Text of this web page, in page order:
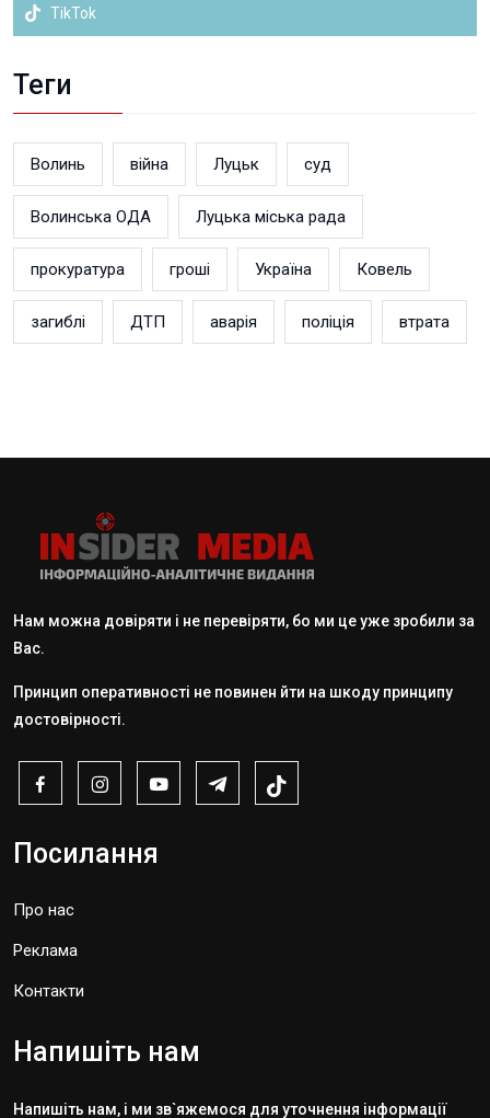
TikTok
Теги
Волинь війна Луцьк суд
Волинська ОДА Луцька міська рада
прокуратура гроші Україна Ковель
загиблі ДТП аварія поліція втрата
Нам можна довіряти і не перевіряти, бо ми це уже зробили за
Вас.
Принцип оперативності не повинен йти на шкоду принципу
достовірності.
Посилання
Про нас
Реклама
Контакти
Напишіть нам
Напишіть нам, і ми зв`яжемося для уточнення інформації